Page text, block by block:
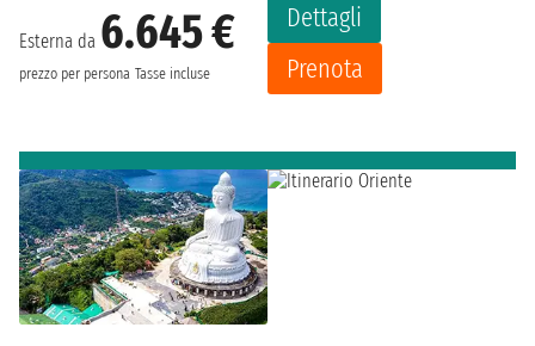
Esterna da 6.645 €
prezzo per persona Tasse incluse
Dettagli
Prenota